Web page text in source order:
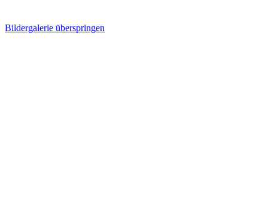
Bildergalerie überspringen